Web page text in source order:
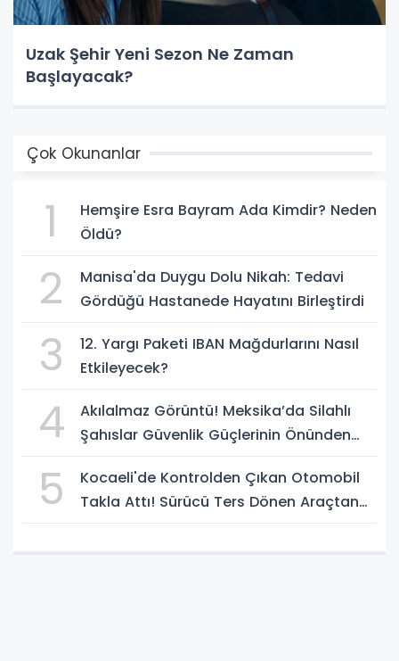
Uzak Şehir Yeni Sezon Ne Zaman
Başlayacak?
Çok Okunanlar
1
Hemşire Esra Bayram Ada Kimdir? Neden
Öldü?
2
Manisa'da Duygu Dolu Nikah: Tedavi
Gördüğü Hastanede Hayatını Birleştirdi
3
12. Yargı Paketi IBAN Mağdurlarını Nasıl
Etkileyecek?
4
Akılalmaz Görüntü! Meksika’da Silahlı
Şahıslar Güvenlik Güçlerinin Önünden
5
Kocaeli'de Kontrolden Çıkan Otomobil
Takla Attı! Sürücü Ters Dönen Araçtan